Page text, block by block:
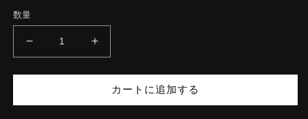
格
数量
SHIMON
EIWASPORTSGYM
TEE
数
SHIMON
EIWASPORTSGYM
TEE
数
カートに追加する